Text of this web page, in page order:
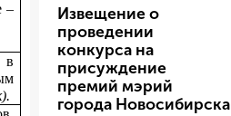
–
в
Извещение о
проведении
конкурса на
присуждение
премий мэрий
города Новосибирска